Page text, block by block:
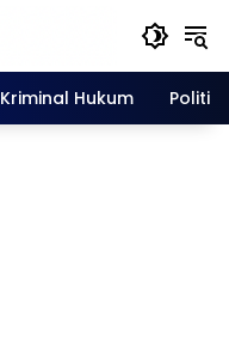
Kriminal Hukum Politik